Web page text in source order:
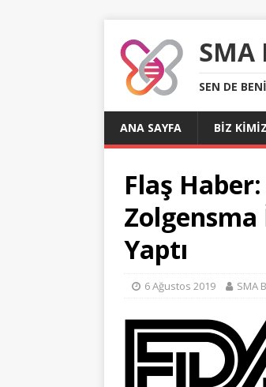
SMA
SEN DE
ANA SAYFA BIZ KIMIZ
Flaş
Yaptı
6 Ağustos 2019 SMA